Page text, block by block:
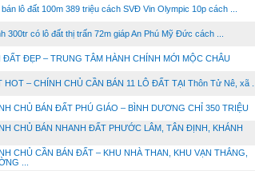
lô đất 100m 389 triệu cách SVĐ Vin Olympic 10p cách ...
300tr có lô đất thị trấn 72m giáp An Phú Mỹ Đức cách ...
ĐẤT ĐẸP – TRUNG TÂM HÀNH CHÍNH MỚI MỘC CHÂU
HOT – CHÍNH CHỦ CẦN BÁN 11 LÔ ĐẤT TẠI Thôn Tử Nê, xã ...
CHỦ BÁN ĐẤT PHÚ GIÁO – BÌNH DƯƠNG CHỈ 350 TRIỆU
CHỦ BÁN NHANH ĐẤT PHƯỚC LÂM, TÂN ĐỊNH, KHÁNH
CHỦ CẦN BÁN ĐẤT – KHU NHÀ THAN, KHU VẠN THẮNG,
...